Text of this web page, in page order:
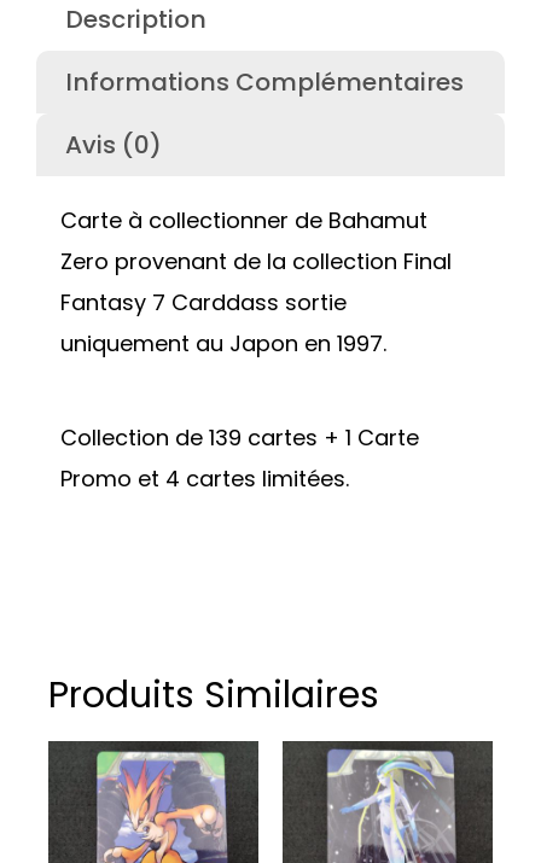
Description
Informations Complémentaires
Avis (0)
Carte à collectionner de Bahamut
Zero provenant de la collection Final
Fantasy 7 Carddass sortie
uniquement au Japon en 1997.
Collection de 139 cartes + 1 Carte
Promo et 4 cartes limitées.
Produits Similaires